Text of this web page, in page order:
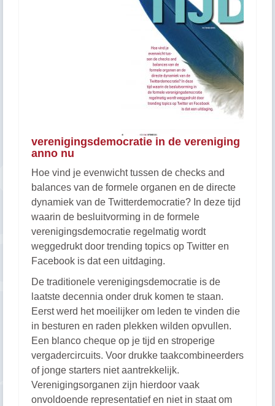
verenigingsdemocratie in de vereniging
anno nu
Hoe vind je evenwicht tussen de checks and
balances van de formele organen en de directe
dynamiek van de Twitterdemocratie? In deze tijd
waarin de besluitvorming in de formele
verenigingsdemocratie regelmatig wordt
weggedrukt door trending topics op Twitter en
Facebook is dat een uitdaging.
De traditionele verenigingsdemocratie is de
laatste decennia onder druk komen te staan.
Eerst werd het moeilijker om leden te vinden die
in besturen en raden plekken wilden opvullen.
Een blanco cheque op je tijd en stroperige
vergadercircuits. Voor drukke taakcombineerders
of jonge starters niet aantrekkelijk.
Verenigingsorganen zijn hierdoor vaak
onvoldoende representatief en niet in staat om